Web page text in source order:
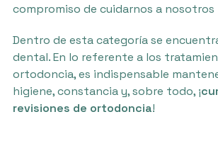
compromiso de cuidarnos a nosotros
Dentro de esta categoría se
dental. En lo referente a los
ortodoncia, es indispensable
higiene, constancia y, sobre todo, ¡
revisiones de ortodoncia!